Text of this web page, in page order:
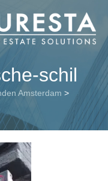
schil
Amsterdam >